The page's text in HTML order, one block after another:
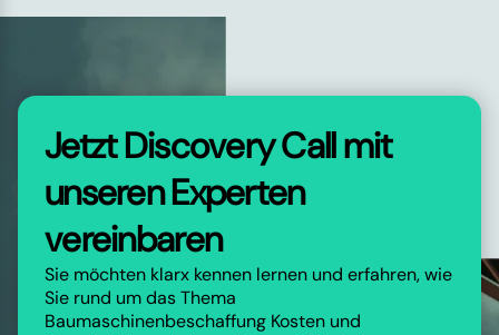
Jetzt Discovery Call mit
unseren Experten
vereinbaren
Sie möchten klarx kennen lernen und erfahren, wie
Sie rund um das Thema
Baumaschinenbeschaffung Kosten und